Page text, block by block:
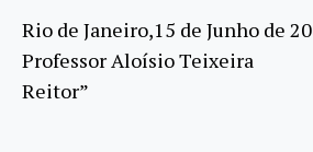
Rio de Janeiro,15 de Junho de
Professor Aloísio Teixeira
Reitor”